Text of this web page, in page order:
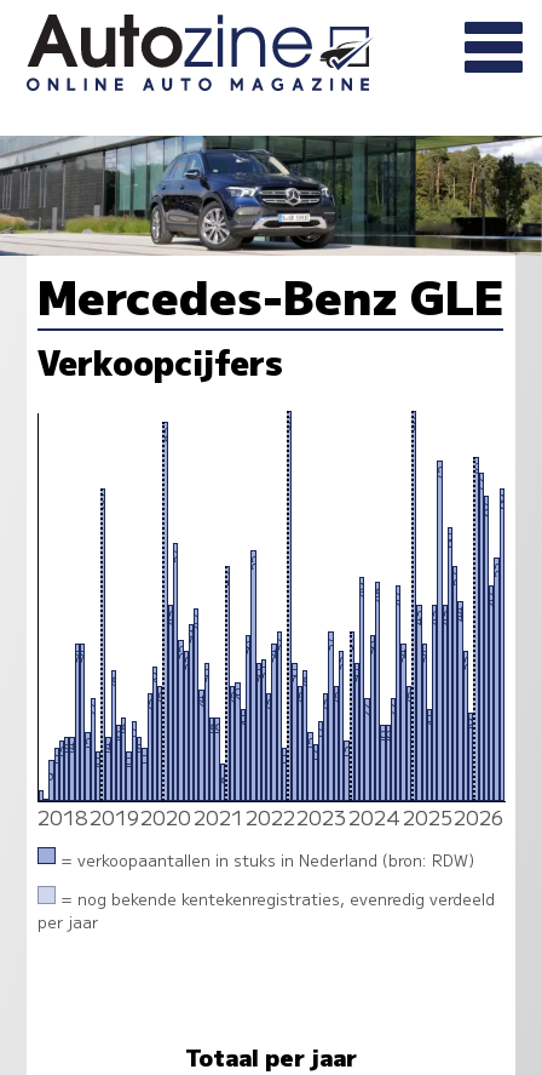
Mercedes-Benz GLE
Verkoopcijfers
0
9
11
13
14
14
34
34
15
22
10
69
14
28
16
18
10
17
14
11
23
29
25
83
43
57
35
33
39
42
24
30
18
18
8
52
25
26
20
36
55
30
31
23
34
37
11
86
30
25
28
15
12
17
23
37
25
33
13
37
30
49
22
36
48
16
16
22
47
34
25
86
43
34
20
43
75
43
60
52
44
33
19
76
72
67
47
53
69
2018201920202021 20222023202420252026
= verkoopaantallen in stuks in Nederland (bron: RDW)
= nog bekende kentekenregistraties, evenredig verdeeld
per jaar
Totaal per jaar